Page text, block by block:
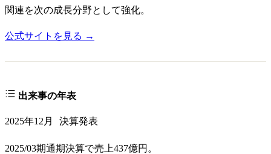
関連を次の成長分野として強化。
公式サイトを見る →
出来事の年表
2025年12月 決算発表
2025/03期通期決算で売上437億円。